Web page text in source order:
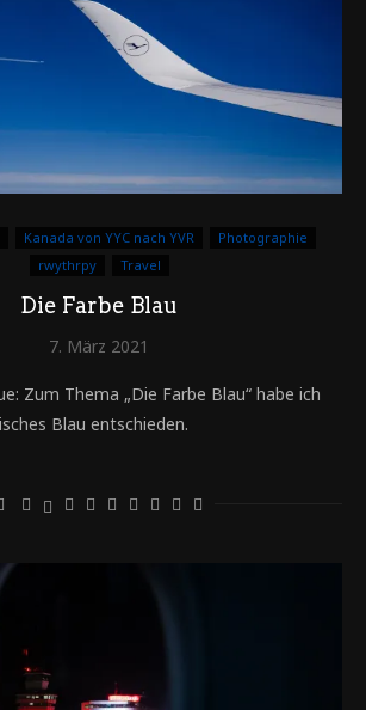
Kanada von YYC nach YVR
Photographie
rwythrpy
Travel
Die Farbe Blau
7. März 2021
Zum Thema „Die Farbe Blau“ habe ich
Blau entschieden.